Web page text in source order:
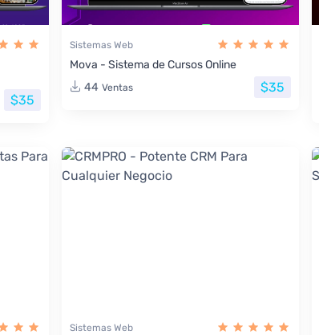
$35
Sistemas Web
Mova - Sistema de Cursos Online
44 Ventas $35
Sistemas Web